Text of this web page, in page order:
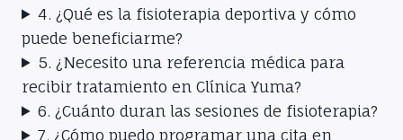
4. ¿Qué es la fisioterapia deportiva y cómo
puede beneficiarme?
5. ¿Necesito una referencia médica para
recibir tratamiento en Clínica Yuma?
6. ¿Cuánto duran las sesiones de fisioterapia?
7. ¿Cómo puedo programar una cita en